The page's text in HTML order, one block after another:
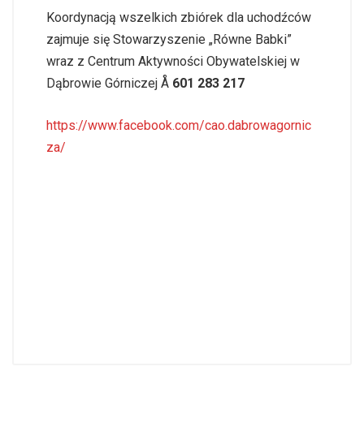
Koordynacją wszelkich zbiórek dla uchodźców
zajmuje się Stowarzyszenie „Równe Babki”
wraz z Centrum Aktywności Obywatelskiej w
Dąbrowie Górniczej Å 601 283 217
https://www.facebook.com/cao.dabrowagornic
za/